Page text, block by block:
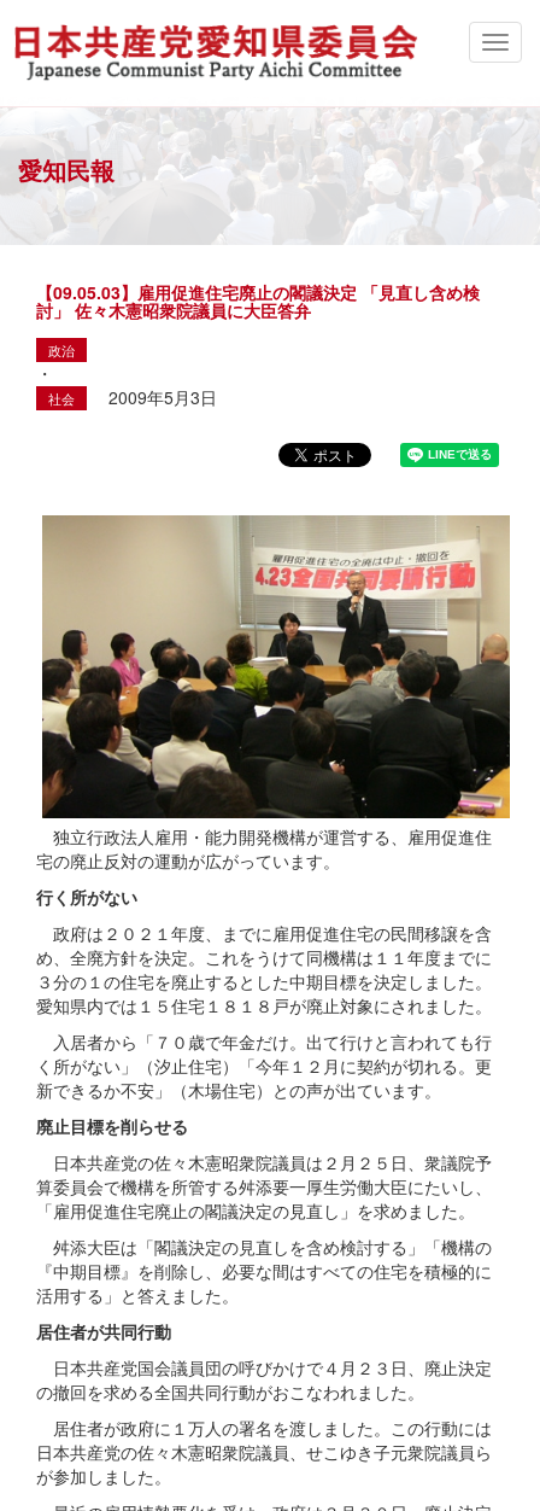
愛知民報
【09.05.03】雇用促進住宅廃止の閣議決定 「見直し含め検
討」 佐々木憲昭衆院議員に大臣答弁
政治
・
社会 2009年5月3日
独立行政法人雇用・能力開発機構が運営する、雇用促進住
宅の廃止反対の運動が広がっています。
行く所がない
政府は２０２１年度、までに雇用促進住宅の民間移譲を含
め、全廃方針を決定。これをうけて同機構は１１年度までに
３分の１の住宅を廃止するとした中期目標を決定しました。
愛知県内では１５住宅１８１８戸が廃止対象にされました。
入居者から「７０歳で年金だけ。出て行けと言われても行
く所がない」（汐止住宅）「今年１２月に契約が切れる。更
新できるか不安」（木場住宅）との声が出ています。
廃止目標を削らせる
日本共産党の佐々木憲昭衆院議員は２月２５日、衆議院予
算委員会で機構を所管する舛添要一厚生労働大臣にたいし、
「雇用促進住宅廃止の閣議決定の見直し」を求めました。
舛添大臣は「閣議決定の見直しを含め検討する」「機構の
『中期目標』を削除し、必要な間はすべての住宅を積極的に
活用する」と答えました。
居住者が共同行動
日本共産党国会議員団の呼びかけで４月２３日、廃止決定
の撤回を求める全国共同行動がおこなわれました。
居住者が政府に１万人の署名を渡しました。この行動には
日本共産党の佐々木憲昭衆院議員、せこゆき子元衆院議員ら
が参加しました。